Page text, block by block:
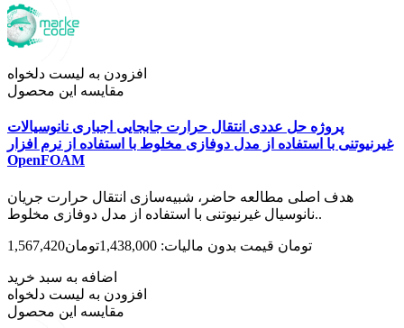
افزودن به لیست دلخواه
مقایسه این محصول
پروژه حل عددی انتقال حرارت جابجایی اجباری نانوسیالات
غیر‌نیوتنی با استفاده از مدل دوفازی مخلوط با استفاده از نرم افزار
OpenFOAM
هدف اصلی مطالعه حاضر، شبیه‌سازی انتقال حرارت جریان
نانوسیال غیرنیوتنی با استفاده از مدل دوفازی مخلوط..
1,567,420تومان قیمت بدون مالیات: 1,438,000تومان
اضافه به سبد خرید
افزودن به لیست دلخواه
مقایسه این محصول